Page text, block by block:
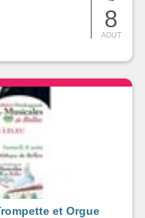
8
AOUT
et Orgue